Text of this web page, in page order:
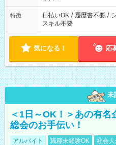
特徴 日払いOK / 履歴書不要 /
スキル不要
気になる！ 応
未
＜1日～OK！＞あの有名
総会のお手伝い！
アルバイト 職種未経験OK 社会